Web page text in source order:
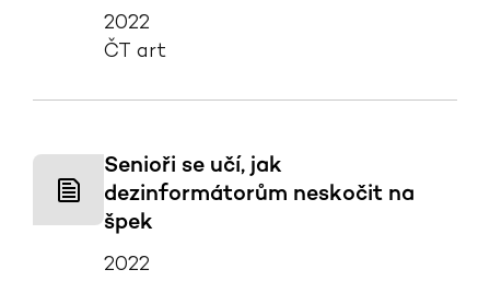
2022
ČT art
Senioři se učí, jak
dezinformátorům neskočit na
špek
2022